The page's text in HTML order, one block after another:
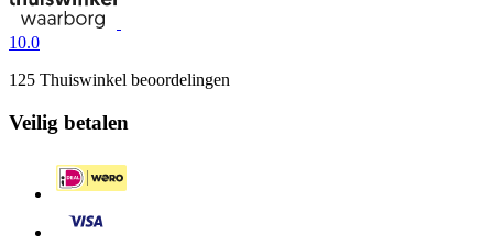
10.0
125 Thuiswinkel beoordelingen
Veilig betalen